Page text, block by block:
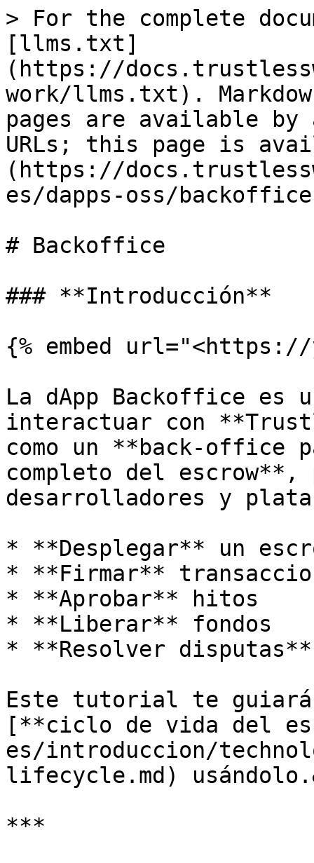
> For the complete
[llms.txt]
(https://
work/llms.txt).
pages are available by
URLs; this page is
(https://
es/dapps-oss/
# Backoffice
### **Introducción**
{% embed url="<https://
La dApp Backoffice
interactuar con
como un **back-office
completo del
desarrolladores y
* **Desplegar** un
* **Firmar**
* **Aprobar** hitos
* **Liberar** fondos
* **Resolver disputas**
Este tutorial te
[**ciclo de vida del
es/introduccion/
lifecycle.md)
***